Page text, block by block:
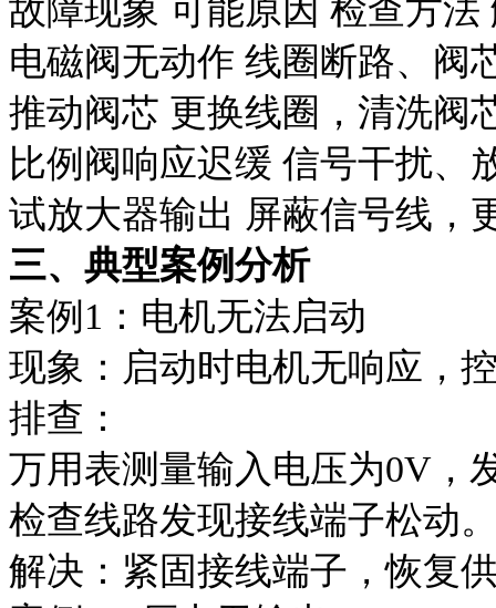
故障现象 可能原因 检查方法
电磁阀无动作 线圈断路、阀
推动阀芯 更换线圈，清洗阀
比例阀响应迟缓 信号干扰、
试放大器输出 屏蔽信号线，
三、典型案例分析
案例1：电机无法启动
现象：启动时电机无响应，
排查：
万用表测量输入电压为0V，
检查线路发现接线端子松动
解决：紧固接线端子，恢复